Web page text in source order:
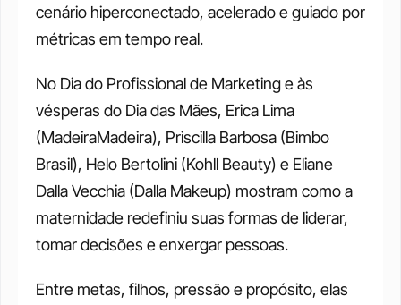
cenário hiperconectado, acelerado e guiado por
métricas em tempo real.
No Dia do Profissional de Marketing e às
vésperas do Dia das Mães, Erica Lima
(MadeiraMadeira), Priscilla Barbosa (Bimbo
Brasil), Helo Bertolini (Kohll Beauty) e Eliane
Dalla Vecchia (Dalla Makeup) mostram como a
maternidade redefiniu suas formas de liderar,
tomar decisões e enxergar pessoas.
Entre metas, filhos, pressão e propósito, elas